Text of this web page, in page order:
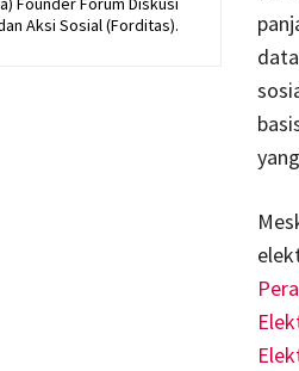
Aksi Sosial (Forditas).